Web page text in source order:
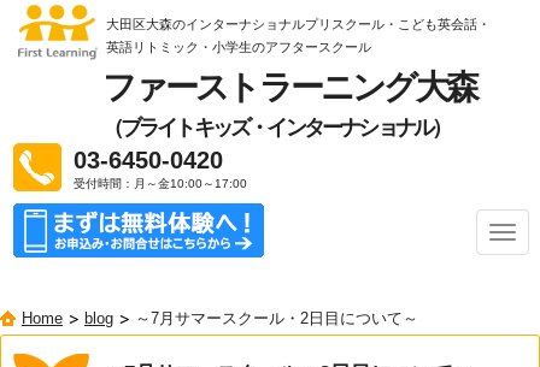
大田区大森のインターナショナルプリスクール・こども英会話・
英語リトミック ・小学生のアフタースクール
ファーストラーニング大森
（ブライトキッズ・インターナショナル）
03-6450-0420
受付時間：月～金10:00～17:00
ナ
ビ
Home blog ～7月サマースクール・2日目について～